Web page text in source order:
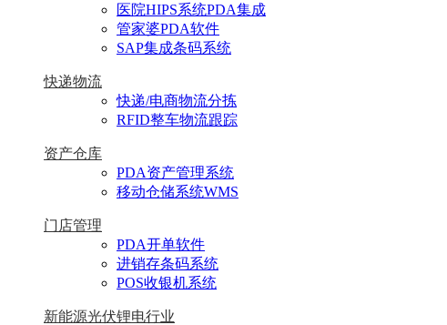
医院HIPS系统PDA集成
管家婆PDA软件
SAP集成条码系统
快递物流
快递/电商物流分拣
RFID整车物流跟踪
资产仓库
PDA资产管理系统
移动仓储系统WMS
门店管理
PDA开单软件
进销存条码系统
POS收银机系统
新能源光伏锂电行业